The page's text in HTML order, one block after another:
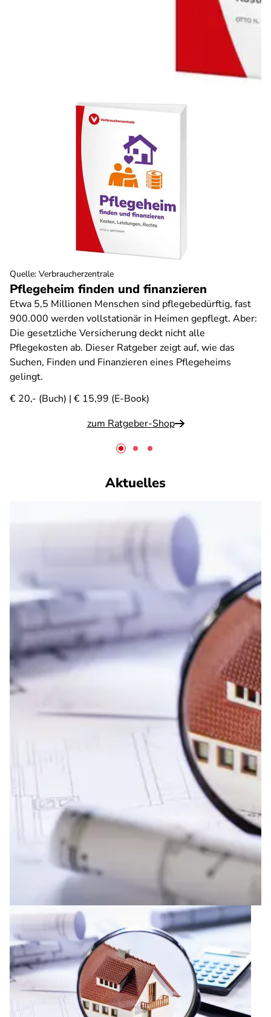
Pflegeheim finden und finanzieren
Etwa 5,5 Millionen Menschen sind pflegebedürftig, fast
900.000 werden vollstationär in Heimen gepflegt. Aber:
Die gesetzliche Versicherung deckt nicht alle
Pflegekosten ab. Dieser Ratgeber zeigt auf, wie das
Suchen, Finden und Finanzieren eines Pflegeheims
gelingt.
€ 20,- (Buch) | € 15,99 (E-Book)
zum Ratgeber-Shop
Quelle: Verbraucherzentrale
Aktuelles